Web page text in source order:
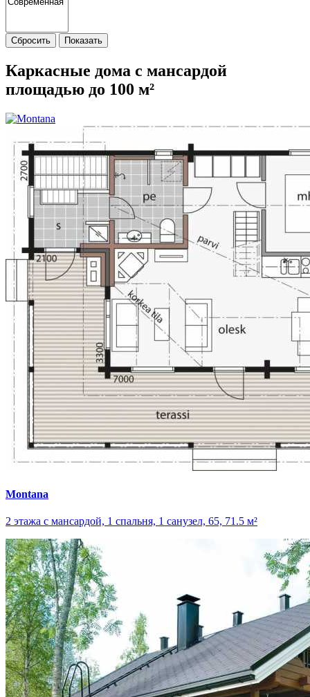
Сбросить Показать
Каркасные дома с мансардой
площадью до 100 м²
Montana
2 этажа с мансардой, 1 спальня, 1 санузел, 65, 71.5 м²